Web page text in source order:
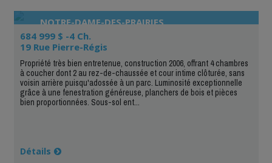
NOTRE-DAME-DES-PRAIRIES
684 999 $ -4 Ch.
19 Rue Pierre-Régis
Propriété très bien entretenue, construction 2006, offrant 4 chambres
à coucher dont 2 au rez-de-chaussée et cour intime clôturée, sans
voisin arrière puisqu'adossée à un parc. Luminosité exceptionnelle
grâce à une fenestration généreuse, planchers de bois et pièces
bien proportionnées. Sous-sol ent...
Détails